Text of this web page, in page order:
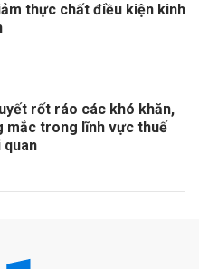
thực chất điều kiện kinh
rốt ráo các khó khăn,
mắc trong lĩnh vực thuế
quan